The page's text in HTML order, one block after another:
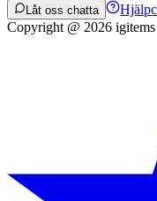
Låt oss chatta
Copyright @ 2026